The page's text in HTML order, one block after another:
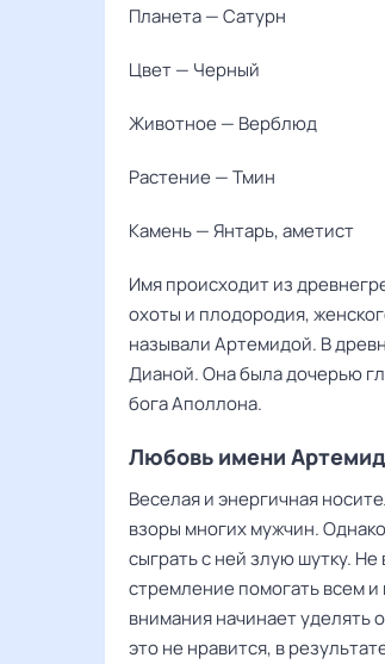
Планета — Сатурн
Цвет — Черный
Животное — Верблюд
Растение — Тмин
Камень — Янтарь, аметист
Имя происходит из
охоты и плодородия,
называли Артемидой. В
Дианой. Она была дочерью
бога Аполлона.
Любовь имени
Веселая и энергичная
взоры многих мужчин.
сыграть с ней злую шутку.
стремление помогать всем и
внимания начинает
это не нравится, в